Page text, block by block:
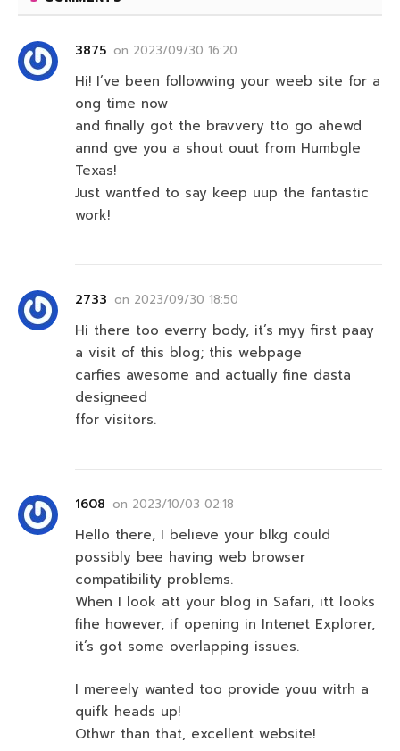
3875 on 2023/09/30 16:20
Hi! I’ve been followwing your weeb site for a
ong time now
and finally got the bravvery tto go ahewd
annd gve you a shout ouut from Humbgle
Texas!
Just wantfed to say keep uup the fantastic
work!
2733 on 2023/09/30 18:50
Hi there too everry body, it’s myy first paay
a visit of this blog; this webpage
carfies awesome and actually fine dasta
designeed
ffor visitors.
1608 on 2023/10/03 02:18
Hello there, I believe your blkg could
possibly bee having web browser
compatibility problems.
When I look att your blog in Safari, itt looks
fihe however, if opening in Intenet Explorer,
it’s got some overlapping issues.
I mereely wanted too provide youu witrh a
quifk heads up!
Othwr than that, excellent website!